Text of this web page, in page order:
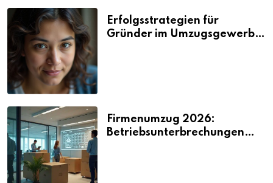
Erfolgsstrategien für
Gründer im Umzugsgewerbe
Firmenumzug 2026:
Betriebsunterbrechungen